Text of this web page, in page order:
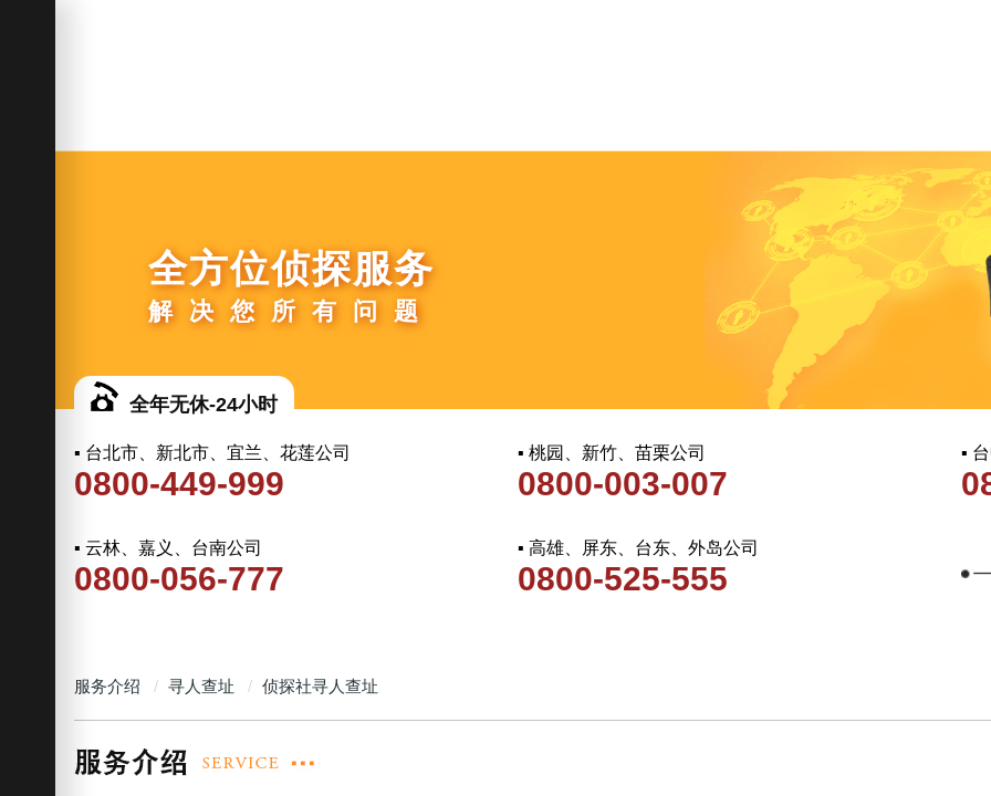
全方位侦探服务
解决您所有问题
全年无休-24小时
▪ 台北市、新北市、宜兰、花莲公司
0800-449-999
▪ 桃园、新竹、苗栗公司
0800-003-007
▪
▪ 云林、嘉义、台南公司
0800-056-777
▪ 高雄、屏东、台东、外岛公司
0800-525-555
服务介绍 寻人查址 侦探社寻人查址